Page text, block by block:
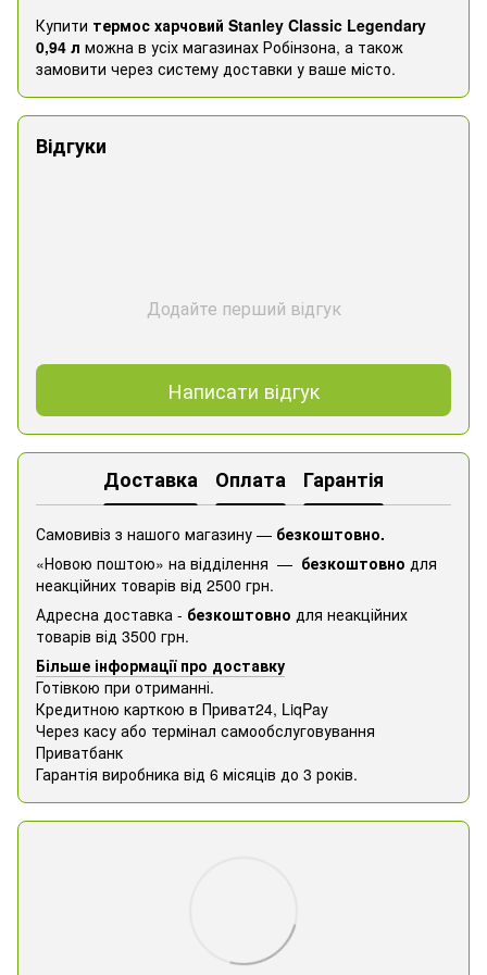
Купити термос харчовий Stanley Classic Legendary
0,94 л можна в усіх магазинах Робінзона, а також
замовити через систему доставки у ваше місто.
Відгуки
Додайте перший відгук
Написати відгук
Доставка Оплата Гарантія
Самовивіз з нашого магазину — безкоштовно.
«Новою поштою» на відділення — безкоштовно для
неакційних товарів від 2500 грн.
Адресна доставка - безкоштовно для неакційних
товарів від 3500 грн.
Більше інформації про доставку
Готівкою при отриманні.
Кредитною карткою в Приват24, ​​LiqPay
Через касу або термінал самообслуговування
Приватбанк
Гарантія виробника від 6 місяців до 3 років.